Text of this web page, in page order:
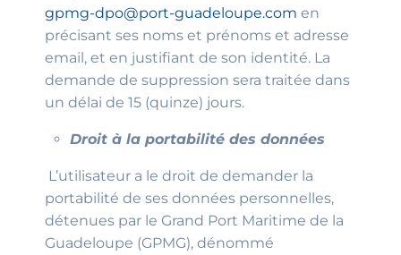
gpmg-dpo@port-guadeloupe.com en
précisant ses noms et prénoms et adresse
email, et en justifiant de son identité. La
demande de suppression sera traitée dans
un délai de 15 (quinze) jours.
Droit à la portabilité des données
L’utilisateur a le droit de demander la
portabilité de ses données personnelles,
détenues par le Grand Port Maritime de la
Guadeloupe (GPMG), dénommé